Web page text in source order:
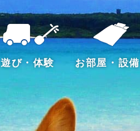
遊び・体験 お部屋・設備